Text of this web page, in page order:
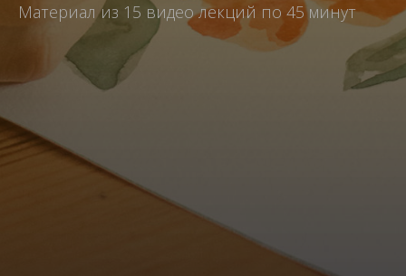
Материал из 15 видео лекций по 45 минут